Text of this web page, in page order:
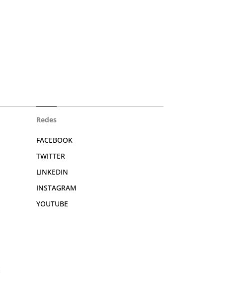
Redes
FACEBOOK
TWITTER
LINKEDIN
INSTAGRAM
YOUTUBE